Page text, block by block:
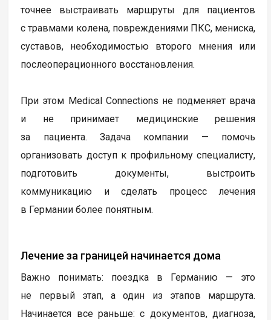
точнее выстраивать маршруты для пациентов
с травмами колена, повреждениями ПКС, мениска,
суставов, необходимостью второго мнения или
послеоперационного восстановления.
При этом Medical Connections не подменяет врача
и не принимает медицинские решения
за пациента. Задача компании — помочь
организовать доступ к профильному специалисту,
подготовить документы, выстроить
коммуникацию и сделать процесс лечения
в Германии более понятным.
Лечение за границей начинается дома
Важно понимать: поездка в Германию — это
не первый этап, а один из этапов маршрута.
Начинается все раньше: с документов, диагноза,